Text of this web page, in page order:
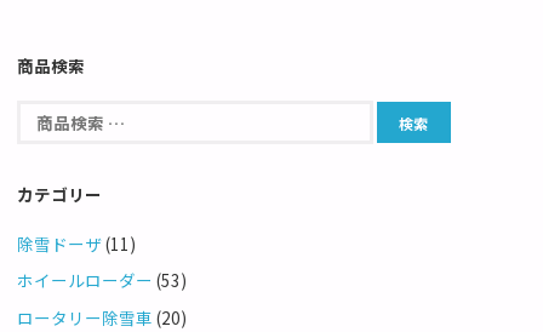
商品検索
カテゴリー
除雪ドーザ(11)
ホイールローダー (53)
ロータリー除雪車 (20)